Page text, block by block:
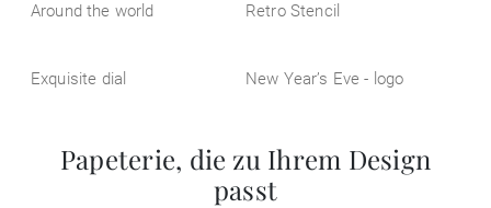
Around the world Retro Stencil
Exquisite dial New Year’s Eve - logo
Papeterie, die zu Ihrem Design
passt